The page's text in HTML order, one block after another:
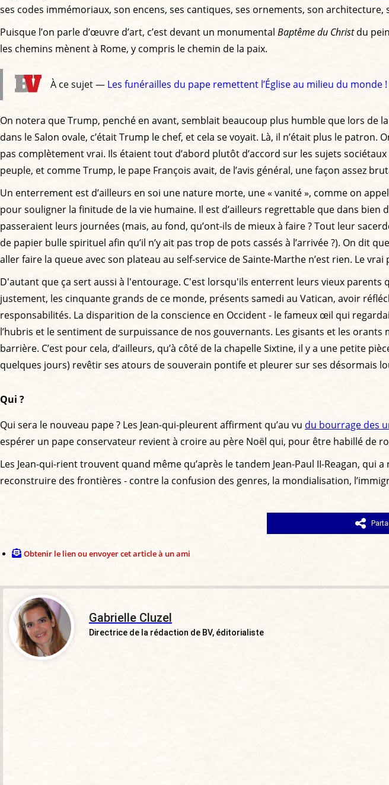
ses codes immémoriaux, son encens, ses cantiques, ses ornements, son architecture,
Puisque l’on parle d’œuvre d’art, c’est devant un monumental Baptême du Christdu
les chemins mènent à Rome, y compris le chemin de la paix.
À ce sujet — Les funérailles du pape remettent l’Église au milieu du monde !
On notera que Trump, penché en avant, semblait beaucoup plus humble que lors de
dans le Salon ovale, c’était Trump le chef, et cela se voyait. Là, il n’était plus le
pas complètement vrai. Ils étaient tout d’abord plutôt d’accord sur les sujets
peuple, et comme Trump, le pape François avait, de l’avis général, une façon assez
Un enterrement est d’ailleurs en soi une nature morte, une « vanité », comme on
pour souligner la finitude de la vie humaine. Il est d’ailleurs regrettable que dans
passeraient leurs journées (mais, au fond, qu’ont-ils de mieux à faire ? Tout leur
de papier bulle spirituel afin qu’il n’y ait pas trop de pots cassés à l’arrivée ?). On dit
aller faire la queue avec son plateau au self-service de Sainte-Marthe n’est rien. Le
D'autant que ça sert aussi à l'entourage. C'est lorsqu'ils enterrent leurs vieux
justement, les cinquante grands de ce monde, présents samedi au Vatican, avoir
responsabilités. La disparition de la conscience en Occident - le fameux œil qui
l’hubris et le sentiment de surpuissance de nos gouvernants. Les gisants et les
barrière. C’est pour cela, d’ailleurs, qu’à côté de la chapelle Sixtine, il y a une petite
quelques jours) revêtir ses atours de souverain pontife et pleurer sur ses désormais
Qui ?
Qui sera le nouveau pape ? Les Jean-qui-pleurent affirment qu’au vu du bourrage des
espérer un pape conservateur revient à croire au père Noël qui, pour être habillé de
Les Jean-qui-rient trouvent quand même qu’après le tandem Jean-Paul II-Reagan,
reconstruire des frontières - contre la confusion des genres, la mondialisation,
Obtenir le lien ou envoyer cet article à un ami
Gabrielle Cluzel
Directrice de la rédaction de BV, éditorialiste